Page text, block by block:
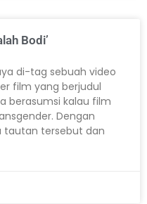
Bodi’
di-tag sebuah video
film yang berjudul
berasumsi kalau film
Dengan
tautan tersebut dan